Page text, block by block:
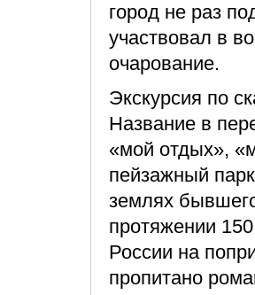
город не раз
участвовал в
очарование.
Экскурсия по
Название в
«мой отдых»,
пейзажный
землях
протяжении
России на
пропитано